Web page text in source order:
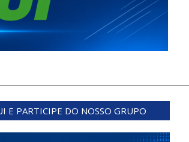
E PARTICIPE DO NOSSO GRUPO